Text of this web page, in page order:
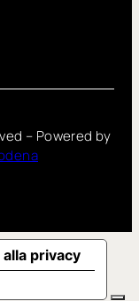
– Powered by
privacy